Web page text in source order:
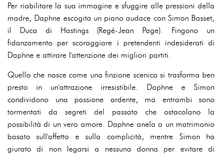
Per riabilitare la sua immagine e sfuggire alle pressioni della
madre, Daphne escogita un piano audace con Simon Basset,
il Duca di Hastings (Regé-Jean Page). Fingono un
fidanzamento per scoraggiare i pretendenti indesiderati di
Daphne e attirare l'attenzione dei migliori partiti.
Quello che nasce come una finzione scenica si trasforma ben
presto in un'attrazione irresistibile. Daphne e Simon
condividono una passione ardente, ma entrambi sono
tormentati da segreti del passato che ostacolano la
possibilità di un vero amore. Daphne anela a un matrimonio
basato sull'affetto e sulla complicità, mentre Simon ha
giurato di non legarsi a nessuna donna per evitare di